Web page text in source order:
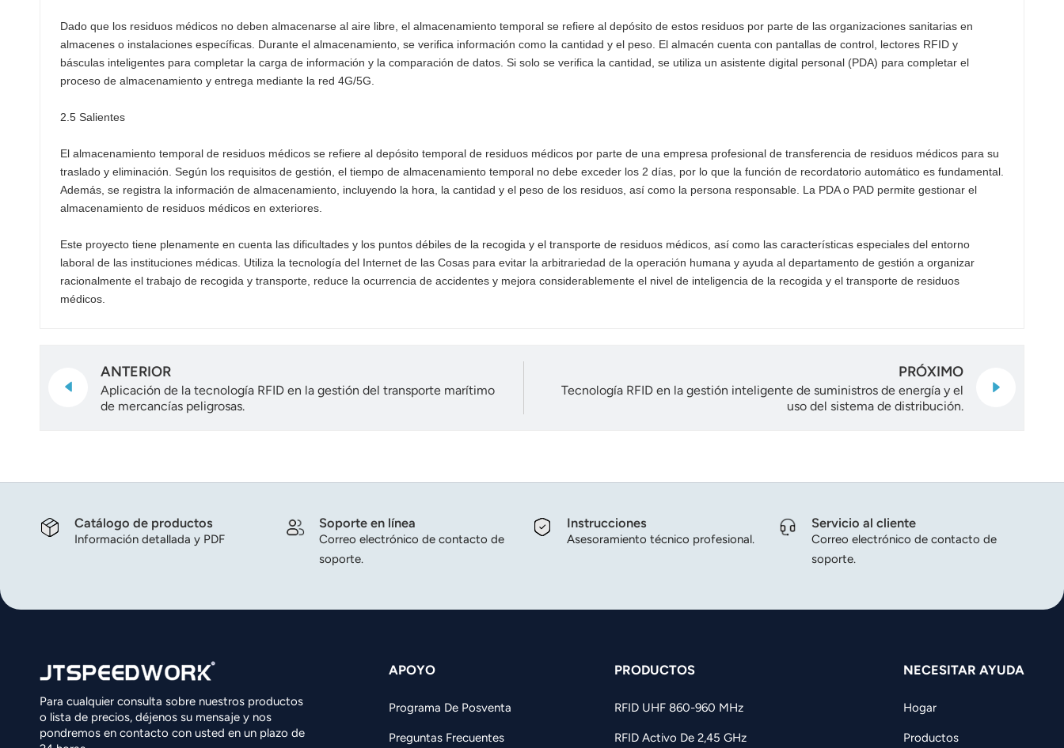
Dado que los residuos médicos no deben almacenarse al aire libre, el almacenamiento temporal se refiere al depósito de estos residuos por parte de las organizaciones sanitarias en
almacenes o instalaciones específicas. Durante el almacenamiento, se verifica información como la cantidad y el peso. El almacén cuenta con pantallas de control, lectores RFID y
básculas inteligentes para completar la carga de información y la comparación de datos. Si solo se verifica la cantidad, se utiliza un asistente digital personal (PDA) para completar el
proceso de almacenamiento y entrega mediante la red 4G/5G.
2.5 Salientes
El almacenamiento temporal de residuos médicos se refiere al depósito temporal de residuos médicos por parte de una empresa profesional de transferencia de residuos médicos para su
traslado y eliminación. Según los requisitos de gestión, el tiempo de almacenamiento temporal no debe exceder los 2 días, por lo que la función de recordatorio automático es fundamental.
Además, se registra la información de almacenamiento, incluyendo la hora, la cantidad y el peso de los residuos, así como la persona responsable. La PDA o PAD permite gestionar el
almacenamiento de residuos médicos en exteriores.
Este proyecto tiene plenamente en cuenta las dificultades y los puntos débiles de la recogida y el transporte de residuos médicos, así como las características especiales del entorno
laboral de las instituciones médicas. Utiliza la tecnología del Internet de las Cosas para evitar la arbitrariedad de la operación humana y ayuda al departamento de gestión a organizar
racionalmente el trabajo de recogida y transporte, reduce la ocurrencia de accidentes y mejora considerablemente el nivel de inteligencia de la recogida y el transporte de residuos
médicos.
ANTERIOR
Aplicación de la tecnología RFID en la gestión del transporte marítimo
de mercancías peligrosas.
PRÓXIMO
Tecnología RFID en la gestión inteligente de suministros de energía y el
uso del sistema de distribución.
Catálogo de productos
Información detallada y PDF
Soporte en línea
Correo electrónico de contacto de
soporte.
Instrucciones
Asesoramiento técnico profesional.
Servicio al cliente
Correo electrónico de contacto de
soporte.
Para cualquier consulta sobre nuestros productos
o lista de precios, déjenos su mensaje y nos
pondremos en contacto con usted en un plazo de
APOYO
Programa De Posventa
Preguntas Frecuentes
PRODUCTOS
RFID UHF 860-960 MHz
RFID Activo De 2,45 GHz
NECESITAR AYUDA
Hogar
Productos